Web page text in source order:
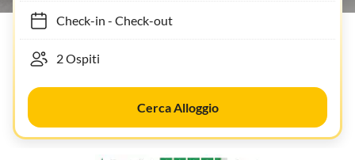
Check-in- Check-out
Cerca Alloggio